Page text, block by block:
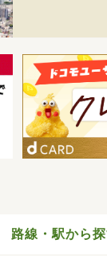
路線・駅から